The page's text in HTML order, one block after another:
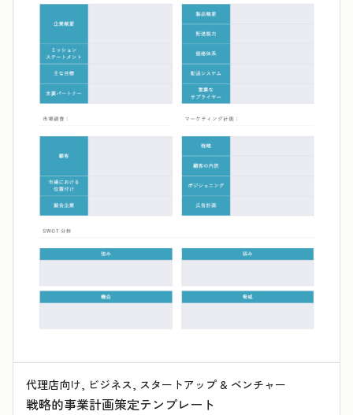
代理店向け, ビジネス, スタートアップ & ベンチャー
戦略的事業計画策定テンプレート